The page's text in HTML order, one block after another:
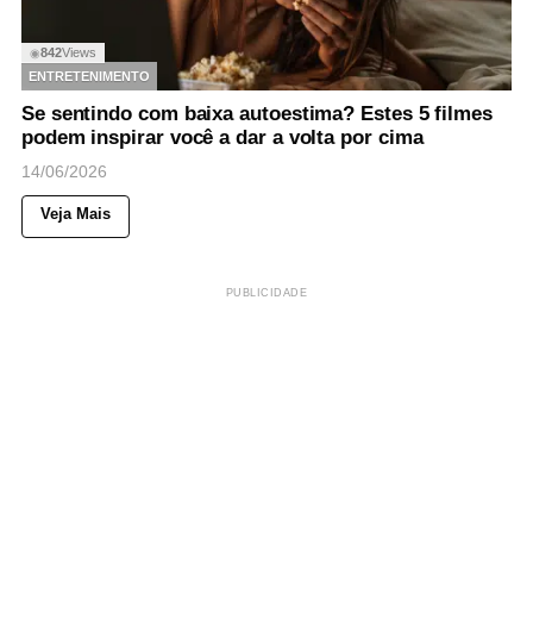
◉842Views
ENTRETENIMENTO
Se sentindo com baixa autoestima? Estes 5 filmes
podem inspirar você a dar a volta por cima
14/06/2026
Veja Mais
PUBLICIDADE